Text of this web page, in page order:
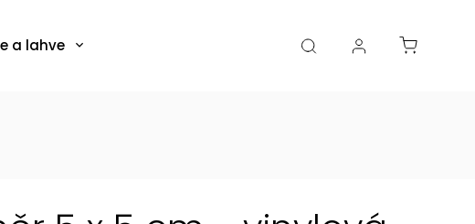
a lahve Boxy, dózy, kořenky, skleničky Akce